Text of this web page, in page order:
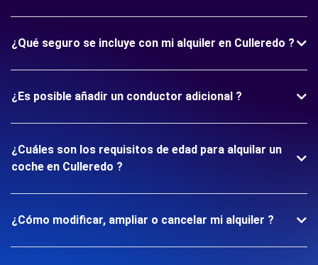
¿Qué seguro se incluye con mi alquiler en Culleredo ?
¿Es posible añadir un conductor adicional ?
¿Cuáles son los requisitos de edad para alquilar un
coche en Culleredo ?
¿Cómo modificar, ampliar o cancelar mi alquiler ?